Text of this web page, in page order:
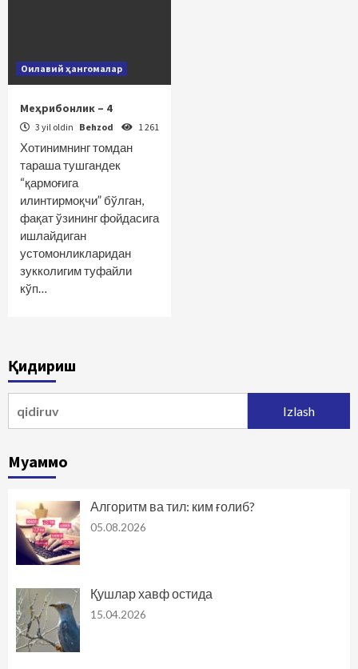
Оилавий ҳангомалар
Меҳрибонлик – 4
3 yil oldin Behzod 1 261
Хотинимнинг томдан
тараша тушгандек
“қармоғига
илинтирмоқчи” бўлган,
фақат ўзининг фойдасига
ишлайдиган
устомонликларидан
зукколигим туфайли
кўп…
Қидириш
Муаммо
Алгоритм ва тил: ким ғолиб?
05.08.2026
Қушлар хавф остида
15.04.2026